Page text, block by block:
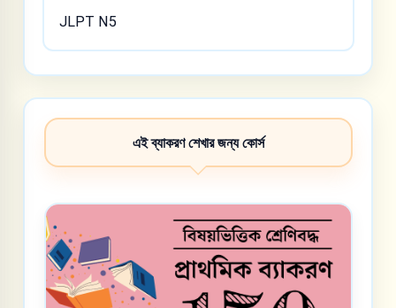
JLPT N5
এই ব্যাকরণ শেখার জন্য কোর্স